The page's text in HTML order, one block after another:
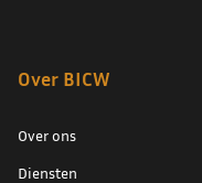
Over BICW
Over ons
Diensten